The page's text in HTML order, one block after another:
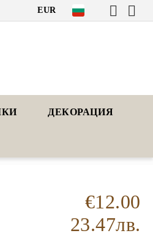
EUR
ДЕКОРАЦИЯ
€12.00
23.47лв.